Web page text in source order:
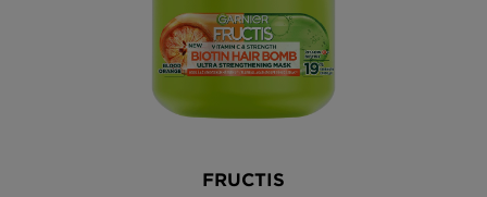
FRUCTIS